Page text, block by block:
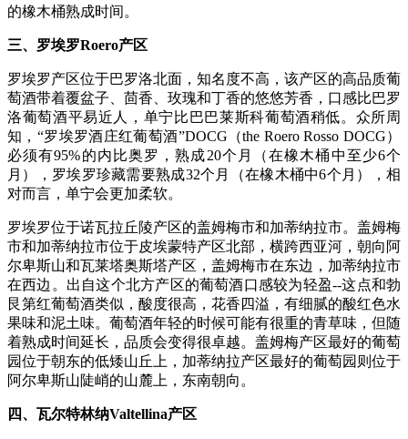
的橡木桶熟成时间。
三、罗埃罗Roero产区
罗埃罗产区位于巴罗洛北面，知名度不高，该产区的高品质葡
萄酒带着覆盆子、茴香、玫瑰和丁香的悠悠芳香，口感比巴罗
洛葡萄酒平易近人，单宁比巴巴莱斯科葡萄酒稍低。众所周
知，“罗埃罗酒庄红葡萄酒”DOCG（the Roero Rosso DOCG）
必须有95%的内比奥罗，熟成20个月（在橡木桶中至少6个
月），罗埃罗珍藏需要熟成32个月（在橡木桶中6个月），相
对而言，单宁会更加柔软。
罗埃罗位于诺瓦拉丘陵产区的盖姆梅市和加蒂纳拉市。盖姆梅
市和加蒂纳拉市位于皮埃蒙特产区北部，横跨西亚河，朝向阿
尔卑斯山和瓦莱塔奥斯塔产区，盖姆梅市在东边，加蒂纳拉市
在西边。出自这个北方产区的葡萄酒口感较为轻盈--这点和勃
艮第红葡萄酒类似，酸度很高，花香四溢，有细腻的酸红色水
果味和泥土味。葡萄酒年轻的时候可能有很重的青草味，但随
着熟成时间延长，品质会变得很卓越。盖姆梅产区最好的葡萄
园位于朝东的低矮山丘上，加蒂纳拉产区最好的葡萄园则位于
阿尔卑斯山陡峭的山麓上，东南朝向。
四、瓦尔特林纳Valtellina产区